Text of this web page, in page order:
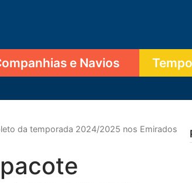
e Navios
da temporada 2024/2025 nos Emirados